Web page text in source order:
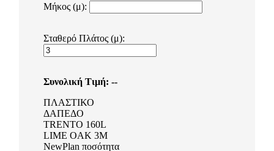
Μήκος (μ):
Σταθερό Πλάτος (μ):
Συνολική Τιμή: --
ΠΛΑΣΤΙΚΟ
ΔΑΠΕΔΟ
TRENTO 160L
LIME OAK 3M
NewPlan ποσότητα